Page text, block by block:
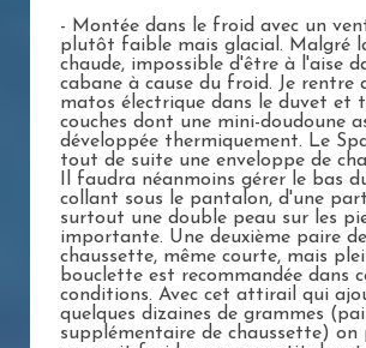
- Montée dans le froid avec un
plutôt faible mais glacial. Malgré
chaude, impossible d'être à l'aise
cabane à cause du froid. Je rentre
matos électrique dans le duvet et
couches dont une mini-doudoune
développée thermiquement. Le
tout de suite une enveloppe de
Il faudra néanmoins gérer le bas
collant sous le pantalon, d'une
surtout une double peau sur les
importante. Une deuxième paire
chaussette, même courte, mais
bouclette est recommandée dans
conditions. Avec cet attirail qui
quelques dizaines de grammes
supplémentaire de chaussette) on